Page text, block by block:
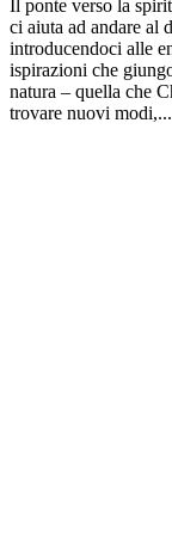
Il ponte verso la
ci aiuta ad andare al
introducendoci alle
ispirazioni che
natura – quella che
trovare nuovi modi,...